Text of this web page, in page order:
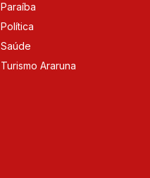
Paraíba
Política
Saúde
Turismo Araruna